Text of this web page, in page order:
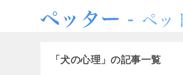
「犬の心理」の記事一覧